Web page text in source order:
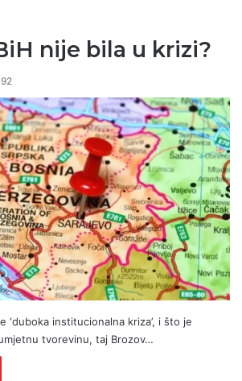
nije bila u krizi?
92
‘duboka institucionalna kriza’, i što je
tvorevinu, taj Brozov…